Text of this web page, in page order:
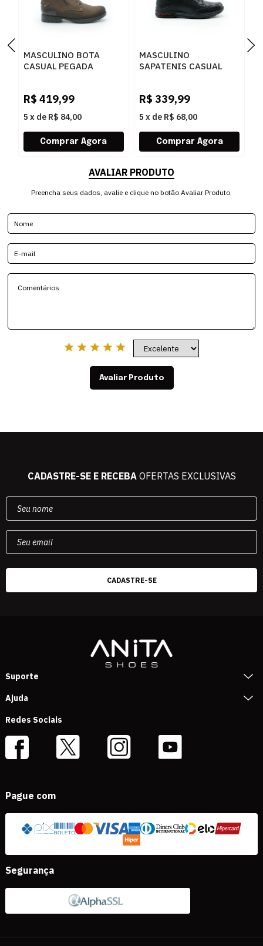
MASCULINO BOTA
CASUAL PEGADA
BROWN
R$ 419,99
5 x de R$ 84,00
MASCULINO
SAPATENIS CASUAL
PRETO/WASHED
BORDO
R$ 339,99
5 x de R$ 68,00
AVALIAR PRODUTO
Preencha seus dados, avalie e clique no botão Avaliar Produto.
Avaliar Produto
CADASTRE-SE E RECEBAOFERTAS EXCLUSIVAS
Suporte
Ajuda
Redes Sociais
Pague com
Segurança